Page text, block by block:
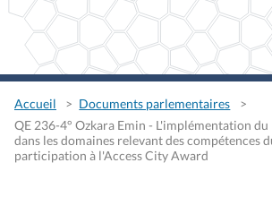
Accueil
Documents parlementaires
QE 236-4° Ozkara Emin - L'implémentation
dans les domaines relevant des compétences
participation à l'Access City Award